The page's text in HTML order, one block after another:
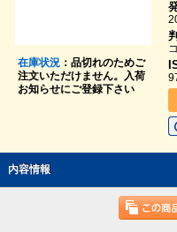
在庫状況：品切れのためご
注文いただけません。入荷
お知らせにご登録下さい
内容情報